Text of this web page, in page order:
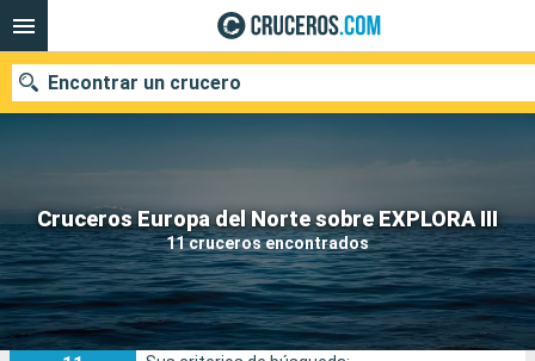
Cruceros Europa del Norte sobre EXPLORA III
11 cruceros encontrados
Encontrar un crucero
Nuestros destinos
Fecha de salida
Puertos Compañías